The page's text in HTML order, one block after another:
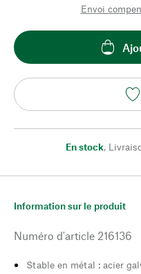
Envoi
En stock,
Information sur le produit
Numéro d'article 216136
Stable en métal : acier